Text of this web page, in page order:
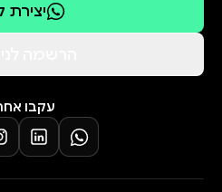
עקבו